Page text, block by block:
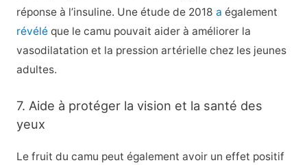
réponse à l’insuline. Une étude de 2018 a également
révéléque le camu pouvait aider à améliorer la
vasodilatation et la pression artérielle chez les jeunes
adultes.
7. Aide à protéger la vision et la santé des
yeux
Le fruit du camu peut également avoir un effet positif